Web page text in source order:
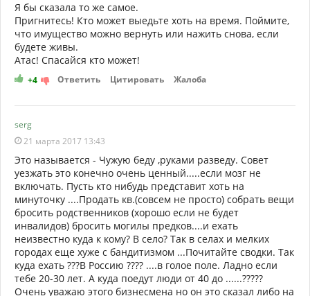
Я бы сказала то же самое.
Пригнитесь! Кто может выедьте хоть на время. Поймите,
что имущество можно вернуть или нажить снова, если
будете живы.
Атас! Спасайся кто может!
+4 Ответить Цитировать Жалоба
serg
21 марта 2017 13:43
Это называется - Чужую беду ,руками разведу. Совет
уезжать это конечно очень ценный.....если мозг не
включать. Пусть кто нибудь представит хоть на
минуточку ....Продать кв.(совсем не просто) собрать вещи
бросить родственников (хорошо если не будет
инвалидов) бросить могилы предков....и ехать
неизвестно куда к кому? В село? Так в селах и мелких
городах еще хуже с бандитизмом ...Почитайте сводки. Так
куда ехать ???В Россию ???? ....в голое поле. Ладно если
тебе 20-30 лет. А куда поедут люди от 40 до ......?????
Очень уважаю этого бизнесмена но он это сказал либо на